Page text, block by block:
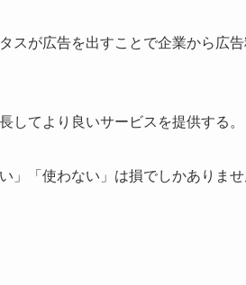
スが広告を出すことで企業から広
してより良いサービスを提供する
」「使わない」は損でしかありま